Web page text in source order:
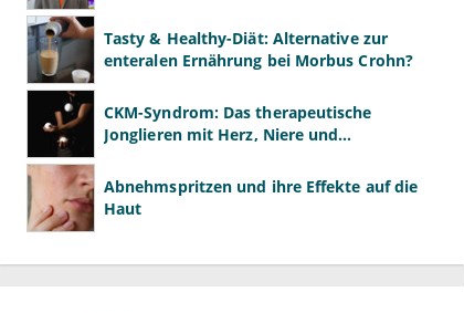
Tasty & Healthy-Diät: Alternative zur
enteralen Ernährung bei Morbus Crohn?
CKM-Syndrom: Das therapeutische
Jonglieren mit Herz, Niere und
Abnehmspritzen und ihre Effekte auf die
Haut